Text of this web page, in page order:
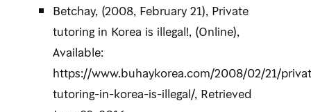
Betchay, (2008, February 21), Private
tutoring in Korea is illegal!, (Online),
Available:
https://www.buhaykorea.com/2008/02/21/
tutoring-in-korea-is-illegal/, Retrieved